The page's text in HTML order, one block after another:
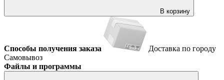
В корзину
Способы получения заказа
Доставка по городу
Самовывоз
Файлы и программы